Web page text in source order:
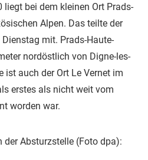
liegt bei dem kleinen Ort Prads-
Alpen. Das teilte der
mit. Prads-Haute-
nordöstlich von Digne-les-
ist auch der Ort Le Vernet im
erstes als nicht weit vom
worden war.
der Absturzstelle (Foto dpa):